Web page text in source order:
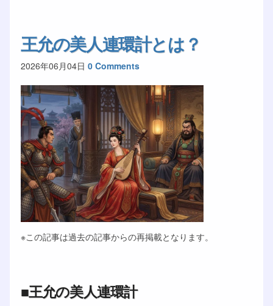
王允の美人連環計とは？
2026年06月04日 0 Comments
※この記事は過去の記事からの再掲載となります。
■王允の美人連環計